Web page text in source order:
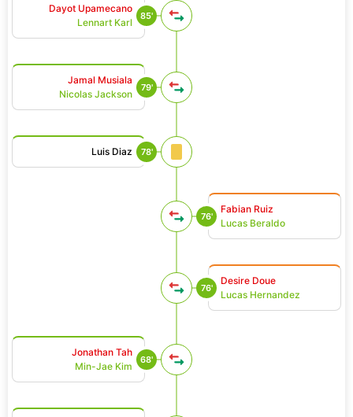
68'
Jonathan Tah
Min-Jae Kim
76'
Desire Doue
Lucas Hernandez
76'
Fabian Ruiz
Lucas Beraldo
78'
Luis Diaz
79'
Jamal Musiala
Nicolas Jackson
85'
Dayot Upamecano
Lennart Karl